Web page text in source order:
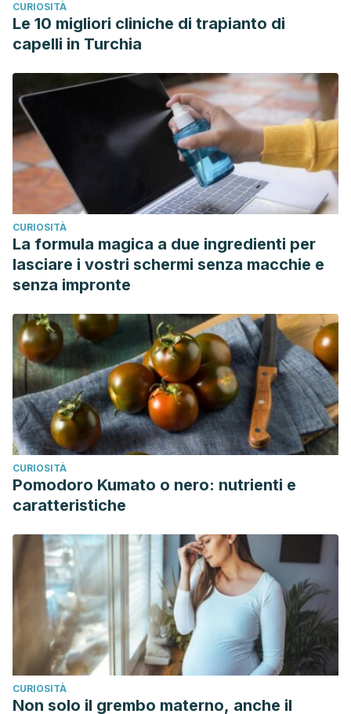
CURIOSITÀ
Le 10 migliori cliniche di trapianto di
capelli in Turchia
CURIOSITÀ
La formula magica a due ingredienti per
lasciare i vostri schermi senza macchie e
senza impronte
CURIOSITÀ
Pomodoro Kumato o nero: nutrienti e
caratteristiche
CURIOSITÀ
Non solo il grembo materno, anche il